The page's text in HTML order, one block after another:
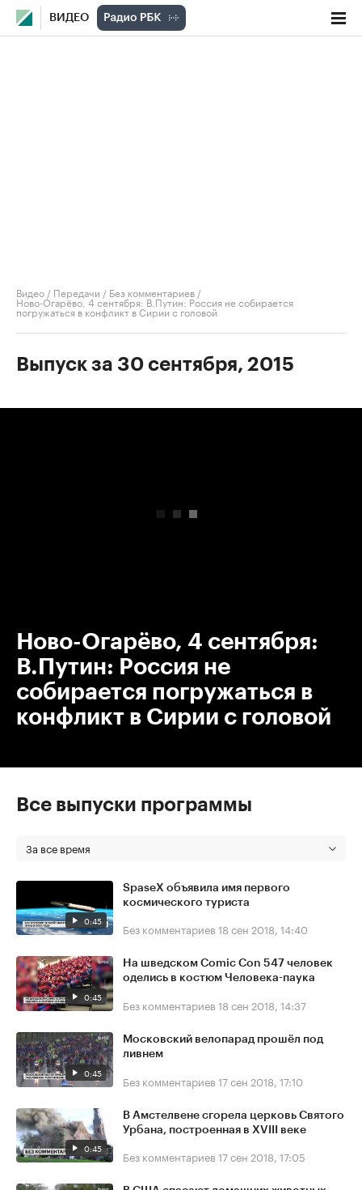
ВИДЕО
Видео / Передачи / Без комментариев /
Ново-Огарёво, 4 сентября: В.Путин: Россия не собирается
погружаться в конфликт в Сирии с головой
Выпуск за 30 сентября, 2015
Ново-Огарёво, 4 сентября:
В.Путин: Россия не
собирается погружаться в
конфликт в Сирии с головой
Все выпуски программы
За все время
0:45
SpaseX объявила имя первого
космического туриста
Без комментариев 18 сен 2018, 14:40
0:45
На шведском Comic Con 547 человек
оделись в костюм Человека-паука
Без комментариев 18 сен 2018, 14:37
0:45
Московский велопарад прошёл под
ливнем
Без комментариев 17 сен 2018, 17:10
0:45
В Амстелвене сгорела церковь Святого
Урбана, построенная в XVIII веке
Без комментариев 17 сен 2018, 17:05